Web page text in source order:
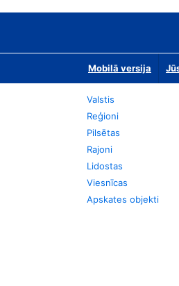
Mobilā versija
Valstis
Reģioni
Pilsētas
Rajoni
Lidostas
Viesnīcas
Apskates objekti